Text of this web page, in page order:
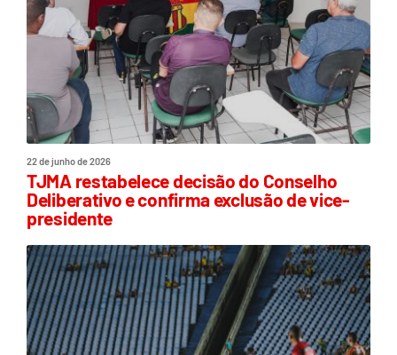
22 de junho de 2026
TJMA restabelece decisão do Conselho
Deliberativo e confirma exclusão de vice-
presidente